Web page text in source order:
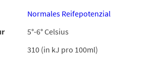
Normales Reifepotenzial
5°-6° Celsius
310 (in kJ pro 100ml)